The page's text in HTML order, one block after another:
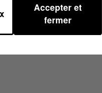
Accepter et
fermer